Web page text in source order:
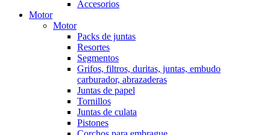
Accesorios
Motor
Motor
Packs de juntas
Resortes
Segmentos
Grifos, filtros, duritas, juntas, embudo
carburador, abrazaderas
Juntas de papel
Tornillos
Juntas de culata
Pistones